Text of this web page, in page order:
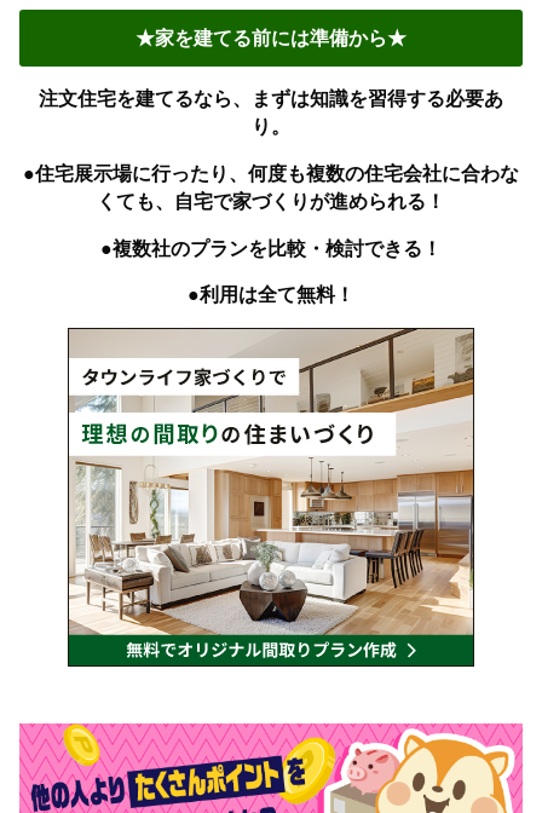
★家を建てる前には準備から★
注文住宅を建てるなら、まずは知識を習得する必要あ
り。
●住宅展示場に行ったり、何度も複数の住宅会社に合わな
くても、自宅で家づくりが進められる！
●複数社のプランを比較・検討できる！
●利用は全て無料！